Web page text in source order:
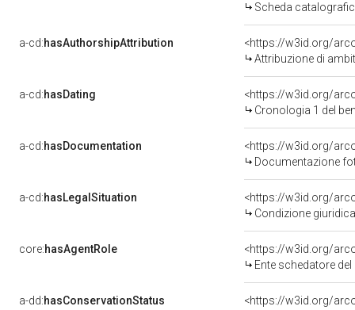
Scheda
a-cd:hasAuthorshipAttribution
Attribuzione di
a-cd:hasDating
<https://w3id.org/
Cronologia 1 del
a-cd:hasDocumentation
Documentazione
a-cd:hasLegalSituation
Condizione
core:hasAgentRole
<https://w3id.org/
Ente schedatore
a-dd:hasConservationStatus